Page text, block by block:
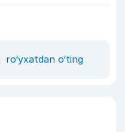
ro‘yxatdan o‘ting